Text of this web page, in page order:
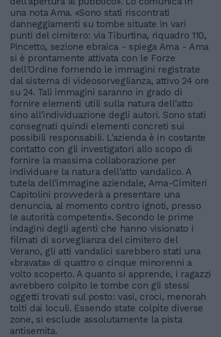
una nota Ama. «Sono stati riscontrati
danneggiamenti su tombe situate in vari
punti del cimitero: via Tiburtina, riquadro 110,
Pincetto, sezione ebraica - spiega Ama - Ama
si è prontamente attivata con le Forze
dell'Ordine fornendo le immagini registrate
dal sistema di videosorveglianza, attivo 24 ore
su 24. Tali immagini saranno in grado di
fornire elementi utili sulla natura dell'atto
sino all'individuazione degli autori. Sono stati
consegnati quindi elementi concreti sui
possibili responsabili. L'azienda è in costante
contatto con gli investigatori allo scopo di
fornire la massima collaborazione per
individuare la natura dell'atto vandalico. A
tutela dell'immagine aziendale, Ama-Cimiteri
Capitolini provvederà a presentare una
denuncia, al momento contro ignoti, presso
le autorità competenti». Secondo le prime
indagini degli agenti che hanno visionato i
filmati di sorveglianza del cimitero del
Verano, gli atti vandalici sarebbero stati una
«bravata» di quattro o cinque minorenni a
volto scoperto. A quanto si apprende, i ragazzi
avrebbero colpito le tombe con gli stessi
oggetti trovati sul posto: vasi, croci, menorah
tolti dai loculi. Essendo state colpite diverse
zone, si esclude assolutamente la pista
antisemita.